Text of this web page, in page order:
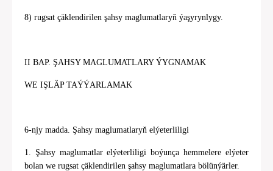
8) rugsat çäklendirilen şahsy maglumatlaryň ýaşyrynlygy.
II BAP. ŞAHSY MAGLUMATLARY ÝYGNAMAK
WE IŞLÄP TAÝÝARLAMAK
6-njy madda. Şahsy maglumatlaryň elýeterliligi
1. Şahsy maglumatlar elýeterliligi boýunça hemmelere elýeter
bolan we rugsat çäklendirilen şahsy maglumatlara bölünýärler.